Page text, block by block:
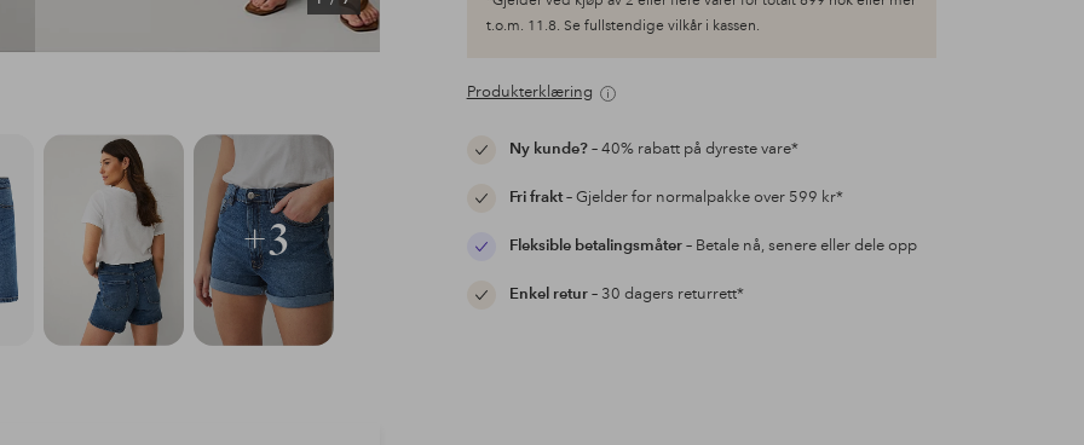
t.o.m. 11.8. Se fullstendige vilkår i kassen.
Produkterklæring
Ny kunde?– 40% rabatt på dyreste vare*
Fri frakt– Gjelder for normalpakke over 599 kr*
Fleksible betalingsmåter– Betale nå, senere eller dele opp
Enkel retur– 30 dagers returrett*
+3